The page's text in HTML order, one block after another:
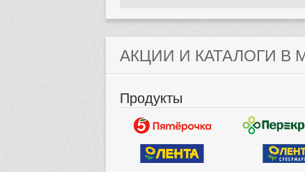
АКЦИИ И КАТАЛОГИ В
Продукты